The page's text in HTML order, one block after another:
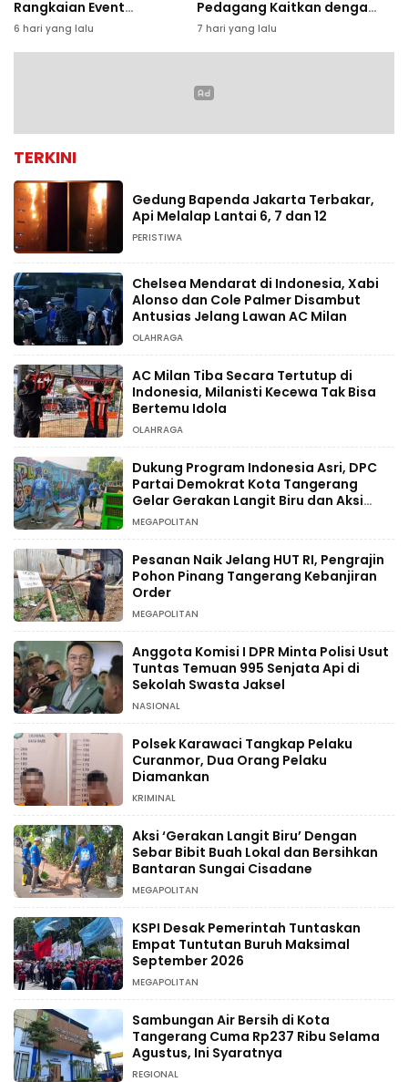
Rangkaian Event
“1n5pirations” dan Konser
Rony Parulian
6 hari yang lalu
Pedagang Kaitkan dengan
MBG dan Tahun Ajaran
7 hari yang lalu
TERKINI
Gedung Bapenda Jakarta Terbakar,
Api Melalap Lantai 6, 7 dan 12
PERISTIWA
Chelsea Mendarat di Indonesia, Xabi
Alonso dan Cole Palmer Disambut
Antusias Jelang Lawan AC Milan
OLAHRAGA
AC Milan Tiba Secara Tertutup di
Indonesia, Milanisti Kecewa Tak Bisa
Bertemu Idola
OLAHRAGA
Dukung Program Indonesia Asri, DPC
Partai Demokrat Kota Tangerang
Gelar Gerakan Langit Biru dan Aksi
Tanam Pohon
MEGAPOLITAN
Pesanan Naik Jelang HUT RI, Pengrajin
Pohon Pinang Tangerang Kebanjiran
Order
MEGAPOLITAN
Anggota Komisi I DPR Minta Polisi Usut
Tuntas Temuan 995 Senjata Api di
Sekolah Swasta Jaksel
NASIONAL
Polsek Karawaci Tangkap Pelaku
Curanmor, Dua Orang Pelaku
Diamankan
KRIMINAL
Aksi ‘Gerakan Langit Biru’ Dengan
Sebar Bibit Buah Lokal dan Bersihkan
Bantaran Sungai Cisadane
MEGAPOLITAN
KSPI Desak Pemerintah Tuntaskan
Empat Tuntutan Buruh Maksimal
September 2026
MEGAPOLITAN
Sambungan Air Bersih di Kota
Tangerang Cuma Rp237 Ribu Selama
Agustus, Ini Syaratnya
REGIONAL